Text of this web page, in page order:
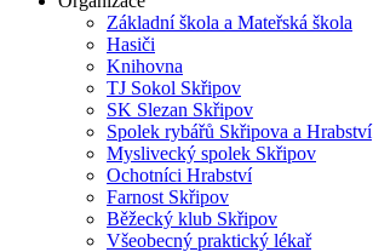
Základní škola a Mateřská škola
Hasiči
Knihovna
TJ Sokol Skřipov
SK Slezan Skřipov
Spolek rybářů Skřipova a Hrabství
Myslivecký spolek Skřipov
Ochotníci Hrabství
Farnost Skřipov
Běžecký klub Skřipov
Všeobecný praktický lékař